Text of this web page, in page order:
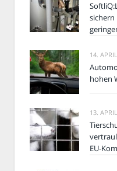
sichern
14.
hohen
13.
EU-